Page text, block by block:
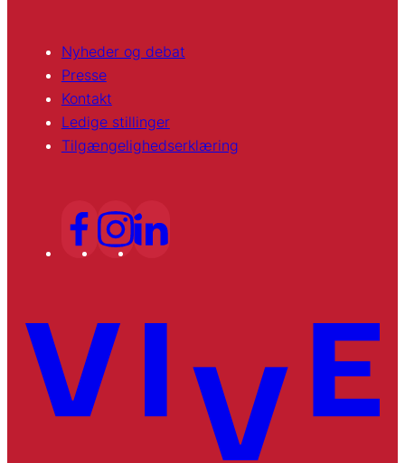
Nyheder og debat
Presse
Kontakt
Ledige stillinger
Tilgængelighedserklæring